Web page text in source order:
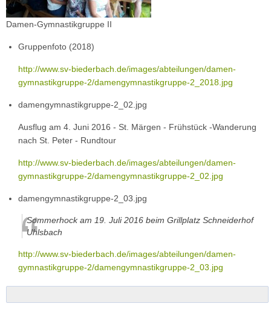
Damen-Gymnastikgruppe II
Gruppenfoto (2018)
http://www.sv-biederbach.de/images/abteilungen/damen-
gymnastikgruppe-2/damengymnastikgruppe-2_2018.jpg
damengymnastikgruppe-2_02.jpg
Ausflug am 4. Juni 2016 - St. Märgen - Frühstück -Wanderung
nach St. Peter - Rundtour
http://www.sv-biederbach.de/images/abteilungen/damen-
gymnastikgruppe-2/damengymnastikgruppe-2_02.jpg
damengymnastikgruppe-2_03.jpg
Sommerhock am 19. Juli 2016 beim Grillplatz Schneiderhof
Uhlsbach
http://www.sv-biederbach.de/images/abteilungen/damen-
gymnastikgruppe-2/damengymnastikgruppe-2_03.jpg